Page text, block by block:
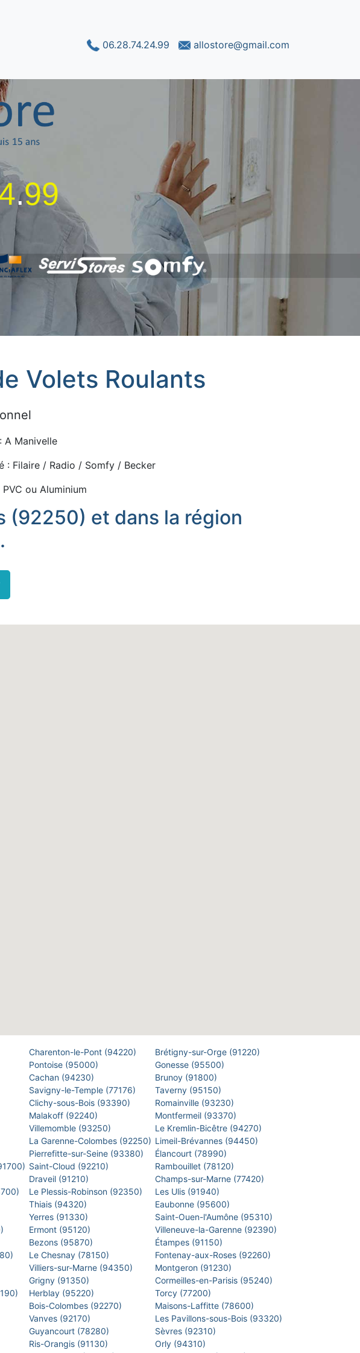
06.28.74.24.99 allostore@gmail.com
.99
Volets Roulants
A Manivelle
: Filaire / Radio / Somfy / Becker
ou Aluminium
(92250) et dans la région
Charenton-le-Pont (94220)
Pontoise (95000)
Cachan (94230)
Savigny-le-Temple (77176)
Clichy-sous-Bois (93390)
Malakoff (92240)
Villemomble (93250)
La Garenne-Colombes (92250)
Pierrefitte-sur-Seine (93380)
Saint-Cloud (92210)
Draveil (91210)
Le Plessis-Robinson (92350)
Thiais (94320)
Yerres (91330)
Ermont (95120)
Bezons (95870)
Le Chesnay (78150)
Villiers-sur-Marne (94350)
Grigny (91350)
Herblay (95220)
Bois-Colombes (92270)
Vanves (92170)
Guyancourt (78280)
Ris-Orangis (91130)
Brétigny-sur-Orge (91220)
Gonesse (95500)
Brunoy (91800)
Taverny (95150)
Romainville (93230)
Montfermeil (93370)
Le Kremlin-Bicêtre (94270)
Limeil-Brévannes (94450)
Élancourt (78990)
Rambouillet (78120)
Champs-sur-Marne (77420)
Les Ulis (91940)
Eaubonne (95600)
Saint-Ouen-l'Aumône (95310)
Villeneuve-la-Garenne (92390)
Étampes (91150)
Fontenay-aux-Roses (92260)
Montgeron (91230)
Cormeilles-en-Parisis (95240)
Torcy (77200)
Maisons-Laffitte (78600)
Les Pavillons-sous-Bois (93320)
Sèvres (92310)
Orly (94310)